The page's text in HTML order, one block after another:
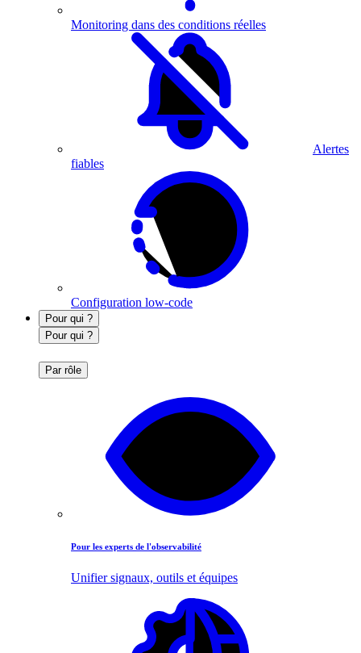
Monitoring dans des conditions réelles
Alertes
fiables
Configuration low-code
Pour qui ?
Pour qui ?
Par rôle
Pour les experts de l'observabilité
Unifier signaux, outils et équipes